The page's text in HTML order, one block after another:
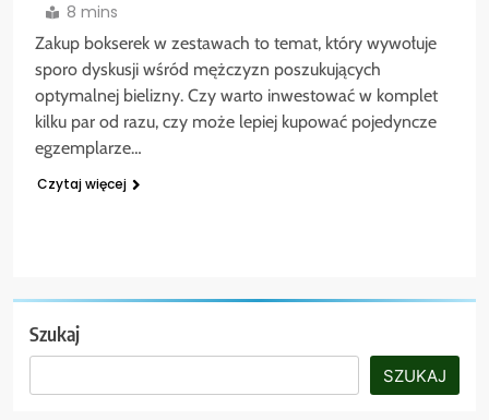
8 mins
Zakup bokserek w zestawach to temat, który wywołuje
sporo dyskusji wśród mężczyzn poszukujących
optymalnej bielizny. Czy warto inwestować w komplet
kilku par od razu, czy może lepiej kupować pojedyncze
egzemplarze…
Czytaj więcej
Szukaj
SZUKAJ